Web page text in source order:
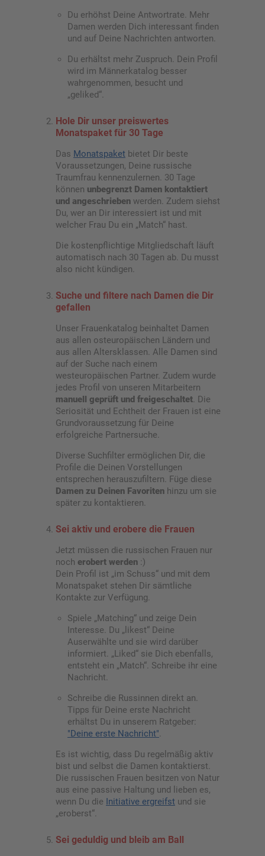
Du erhöhst Deine Antwortrate. Mehr
Damen werden Dich interessant finden
und auf Deine Nachrichten antworten.
Du erhältst mehr Zuspruch. Dein Profil
wird im Männerkatalog besser
wahrgenommen, besucht und
„geliked“.
Hole Dir unser preiswertes
Monatspaket für 30 Tage
Das Monatspaket bietet Dir beste
Voraussetzungen, Deine russische
Traumfrau kennenzulernen. 30 Tage
können unbegrenzt Damen kontaktiert
und angeschrieben werden. Zudem siehst
Du, wer an Dir interessiert ist und mit
welcher Frau Du ein „Match“ hast.
Die kostenpflichtige Mitgliedschaft läuft
automatisch nach 30 Tagen ab. Du musst
also nicht kündigen.
Suche und filtere nach Damen die Dir
gefallen
Unser Frauenkatalog beinhaltet Damen
aus allen osteuropäischen Ländern und
aus allen Altersklassen. Alle Damen sind
auf der Suche nach einem
westeuropäischen Partner. Zudem wurde
jedes Profil von unseren Mitarbeitern
manuell geprüft und freigeschaltet. Die
Seriosität und Echtheit der Frauen ist eine
Grundvoraussetzung für Deine
erfolgreiche Partnersuche.
Diverse Suchfilter ermöglichen Dir, die
Profile die Deinen Vorstellungen
entsprechen herauszufiltern. Füge diese
Damen zu Deinen Favoriten hinzu um sie
später zu kontaktieren.
Sei aktiv und erobere die Frauen
Jetzt müssen die russischen Frauen nur
noch erobert werden :)
Dein Profil ist „im Schuss“ und mit dem
Monatspaket stehen Dir sämtliche
Kontakte zur Verfügung.
Spiele „Matching“ und zeige Dein
Interesse. Du „likest“ Deine
Auserwählte und sie wird darüber
informiert. „Liked“ sie Dich ebenfalls,
entsteht ein „Match“. Schreibe ihr eine
Nachricht.
Schreibe die Russinnen direkt an.
Tipps für Deine erste Nachricht
erhältst Du in unserem Ratgeber:
"Deine erste Nachricht".
Es ist wichtig, dass Du regelmäßig aktiv
bist und selbst die Damen kontaktierst.
Die russischen Frauen besitzen von Natur
aus eine passive Haltung und lieben es,
wenn Du die Initiative ergreifst und sie
„eroberst“.
Sei geduldig und bleib am Ball